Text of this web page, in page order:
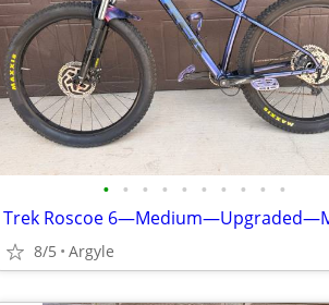
• • • • • • • • • •
Trek Roscoe
8/5 Argyle